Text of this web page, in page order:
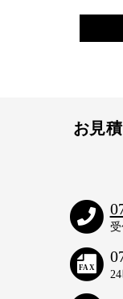
お見
FAX